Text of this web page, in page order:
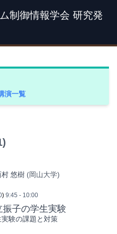
制御情報学会 研究発
演一覧
村 悠樹 (岡山大学)
) 9:45 - 10:00
子の学生実験
験の課題と対策